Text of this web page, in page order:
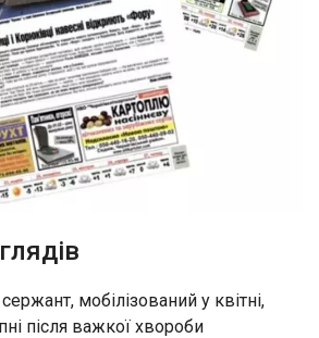
мобілізований у квітні,
після важкої хвороби